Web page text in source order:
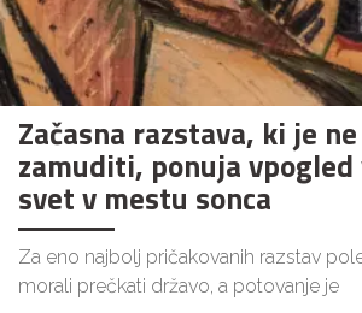
Začasna razstava, ki je
zamuditi, ponuja vpogled
svet v mestu sonca
Za eno najbolj pričakovanih razstav
morali prečkati državo, a potovanje je